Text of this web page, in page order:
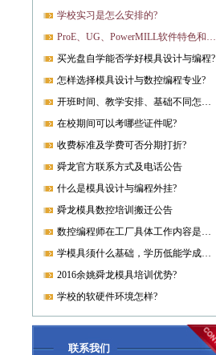
学校实习是怎么安排的?
ProE、UG、PowerMILL软件特色和优势?
买光盘自学能否学好模具设计与编程?
怎样选择模具设计与数控编程专业?
开班时间、教学安排、基础不同怎样开课?
在校期间可以考哪些证件呢?
收费标准及学费可否分期打折?
舜龙官方联系方式及电话公告
什么是模具设计与编程外挂?
舜龙模具数控培训搬迁公告
数控编程师在工厂具体工作内容是什么?
学模具须什么基础，学历低能学成就业吗?
2016余姚舜龙模具培训优势?
学校的软硬件环境怎样?
联系我们